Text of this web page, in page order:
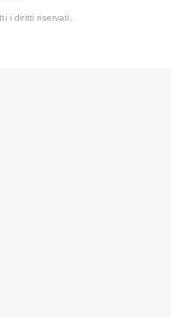
i diritti riservati.